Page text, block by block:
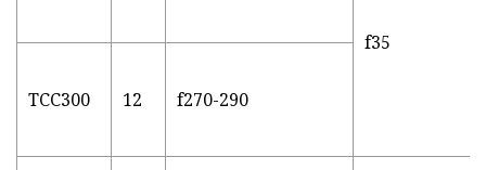
f35
TCC300 12 f270-290